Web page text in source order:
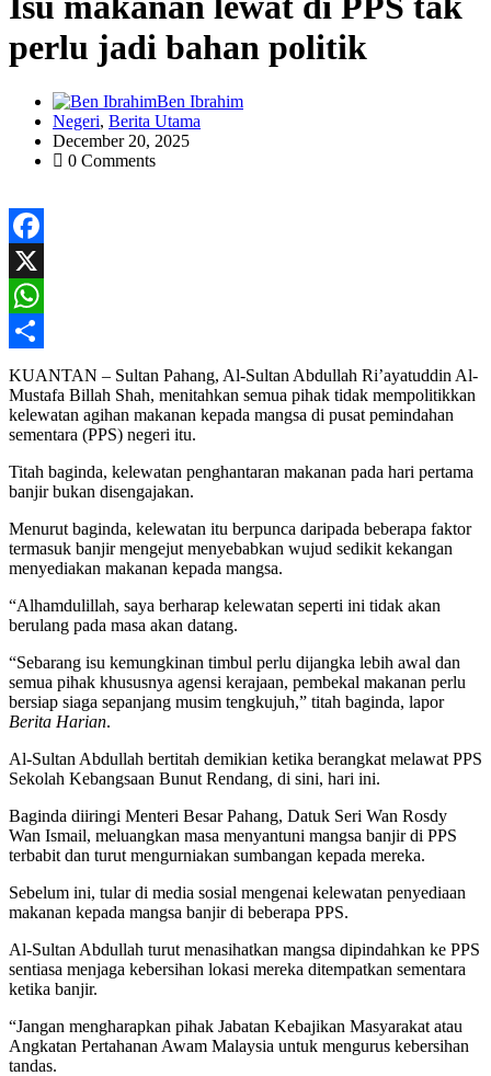
perlu jadi bahan politik
Ben Ibrahim
Negeri, Berita Utama
December 20, 2025
0 Comments
Facebook
X
WhatsApp
Share
KUANTAN – Sultan Pahang, Al-Sultan Abdullah Ri’ayatuddin Al-
Mustafa Billah Shah, menitahkan semua pihak tidak mempolitikkan
kelewatan agihan makanan kepada mangsa di pusat pemindahan
sementara (PPS) negeri itu.
Titah baginda, kelewatan penghantaran makanan pada hari pertama
banjir bukan disengajakan.
Menurut baginda, kelewatan itu berpunca daripada beberapa faktor
termasuk banjir mengejut menyebabkan wujud sedikit kekangan
menyediakan makanan kepada mangsa.
“Alhamdulillah, saya berharap kelewatan seperti ini tidak akan
berulang pada masa akan datang.
“Sebarang isu kemungkinan timbul perlu dijangka lebih awal dan
semua pihak khususnya agensi kerajaan, pembekal makanan perlu
bersiap siaga sepanjang musim tengkujuh,” titah baginda, lapor
Berita Harian.
Al-Sultan Abdullah bertitah demikian ketika berangkat melawat PPS
Sekolah Kebangsaan Bunut Rendang, di sini, hari ini.
Baginda diiringi Menteri Besar Pahang, Datuk Seri Wan Rosdy
Wan Ismail, meluangkan masa menyantuni mangsa banjir di PPS
terbabit dan turut mengurniakan sumbangan kepada mereka.
Sebelum ini, tular di media sosial mengenai kelewatan penyediaan
makanan kepada mangsa banjir di beberapa PPS.
Al-Sultan Abdullah turut menasihatkan mangsa dipindahkan ke PPS
sentiasa menjaga kebersihan lokasi mereka ditempatkan sementara
ketika banjir.
“Jangan mengharapkan pihak Jabatan Kebajikan Masyarakat atau
Angkatan Pertahanan Awam Malaysia untuk mengurus kebersihan
tandas.